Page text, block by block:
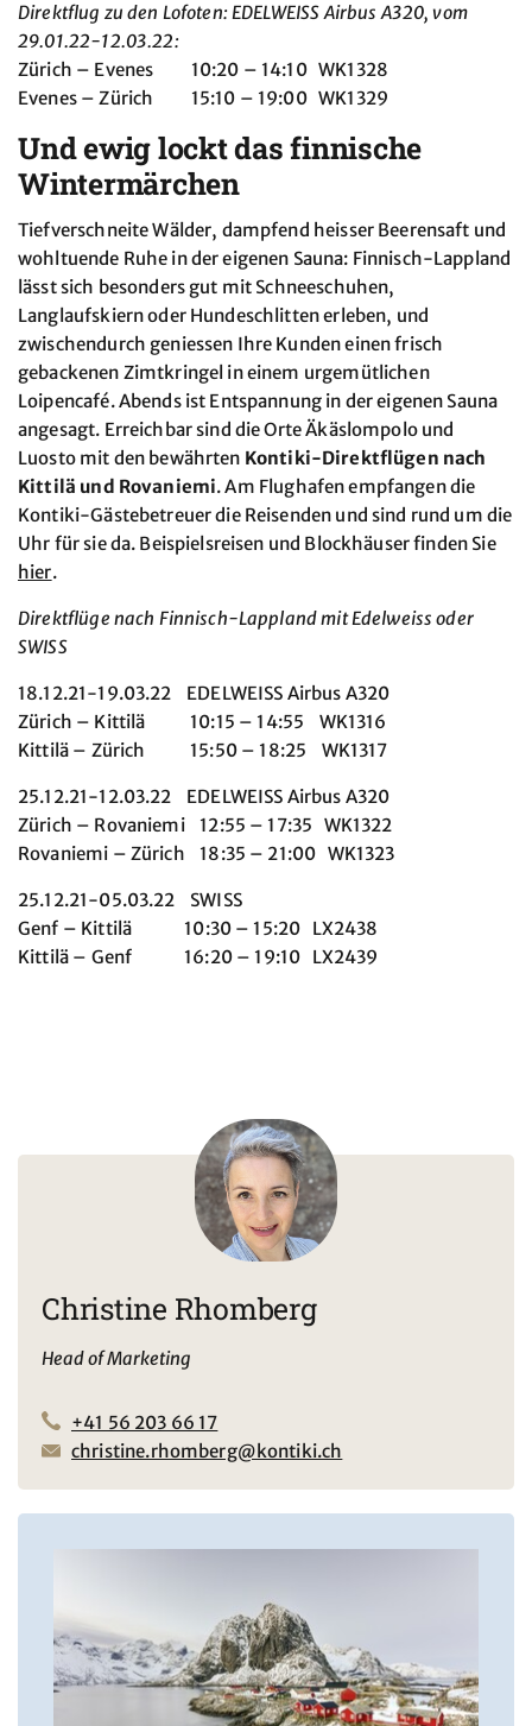
Direktflug zu den Lofoten: EDELWEISS Airbus A320, vom
29.01.22-12.03.22:
Zürich – Evenes 10:20 – 14:10 WK1328
Evenes – Zürich 15:10 – 19:00 WK1329
Und ewig lockt das finnische
Wintermärchen
Tiefverschneite Wälder, dampfend heisser Beerensaft und
wohltuende Ruhe in der eigenen Sauna: Finnisch-Lappland
lässt sich besonders gut mit Schneeschuhen,
Langlaufskiern oder Hundeschlitten erleben, und
zwischendurch geniessen Ihre Kunden einen frisch
gebackenen Zimtkringel in einem urgemütlichen
Loipencafé. Abends ist Entspannung in der eigenen Sauna
angesagt. Erreichbar sind die Orte Äkäslompolo und
Luosto mit den bewährten Kontiki-Direktflügen nach
Kittilä und Rovaniemi. Am Flughafen empfangen die
Kontiki-Gästebetreuer die Reisenden und sind rund um die
Uhr für sie da. Beispielsreisen und Blockhäuser finden Sie
hier.
Direktflüge nach Finnisch-Lappland mit Edelweiss oder
SWISS
18.12.21-19.03.22 EDELWEISS Airbus A320
Zürich – Kittilä 10:15 – 14:55 WK1316
Kittilä – Zürich 15:50 – 18:25 WK1317
25.12.21-12.03.22 EDELWEISS Airbus A320
Zürich – Rovaniemi 12:55 – 17:35 WK1322
Rovaniemi – Zürich 18:35 – 21:00 WK1323
25.12.21-05.03.22 SWISS
Genf – Kittilä 10:30 – 15:20 LX2438
Kittilä – Genf 16:20 – 19:10 LX2439
Christine Rhomberg
Head of Marketing
+41 56 203 66 17
christine.rhomberg@kontiki.ch